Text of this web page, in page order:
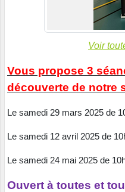
Voir
Vous propose 3
découverte de notre
Le samedi 29 mars 2025 de
Le samedi 12 avril 2025 de
Le samedi 24 mai 2025 de
Ouvert à toutes et